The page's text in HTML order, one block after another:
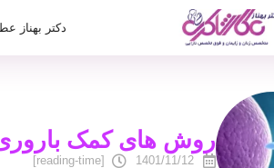
دکتر بهناز
روش های کمک
1401/11/12
[reading-time]